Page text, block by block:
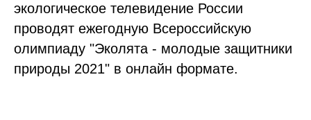
экологическое телевидение России
проводят ежегодную Всероссийскую
олимпиаду "Эколята - молодые защитники
природы 2021" в онлайн формате.